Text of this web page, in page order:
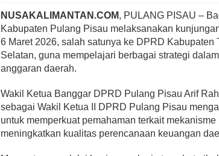
NUSAKALIMANTAN.COM, PULANG PISAU –
Kabupaten Pulang Pisau melaksanakan
6 Maret 2026, salah satunya ke DPRD Kabupaten
Selatan, guna mempelajari berbagai strategi
anggaran daerah.
Wakil Ketua Banggar DPRD Pulang Pisau Arif
sebagai Wakil Ketua II DPRD Pulang Pisau
untuk memperkuat pemahaman terkait
meningkatkan kualitas perencanaan keuangan